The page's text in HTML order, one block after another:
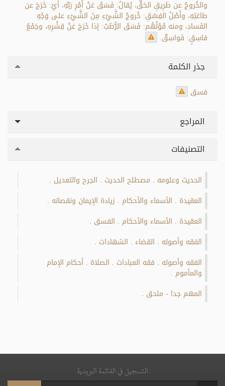
والخُروجُ عن طَرِيقِ الحَقِّ، يُقالُ: فَسَقَ عَنْ أَمْرِ رَبِّهِ، أيْ: خَرَجَ عن
طاعَتِهِ، وأَصْلُ الفِسْقِ: خُروجُ الشَّيْءِ مِنَ الشَّيْءِ على وَجْهِ
الفَسادِ، ومنه قَوْلُهُم: فَسَقَ الرُّطَبُ: إذا خَرَجَ عَنْ قِشْرِهِ، وجَمْعُ
فاسِقٍ: فَواسِقٌ.
جذر الكلمة
فسق
المراجع
التصنيفات
الحديث وعلومه مصطلح الحديث الجرح والتعديل
العقيدة الأسماء والأحكام زيادة الإيمان ونقصانه
العقيدة الأسماء والأحكام الفسق
الفقه وأصوله القضاء الشهادات
الفقه وأصوله فقه العبادات الصلاة أحكام الإمام
والمأموم
المهم جدا - ملحق
التسجيل في القائمة البريدية